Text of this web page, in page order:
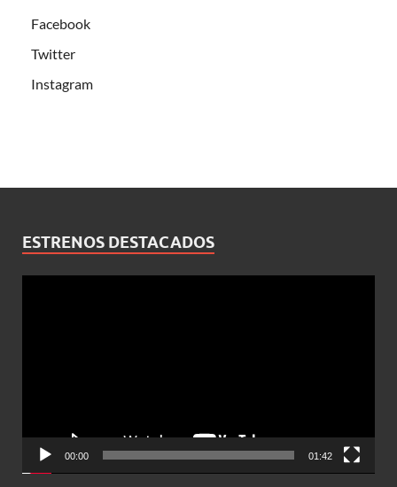
Facebook
Twitter
Instagram
ESTRENOS DESTACADOS
00:00 01:42